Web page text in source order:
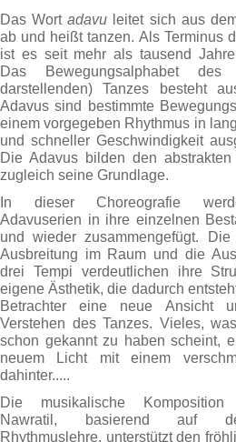
Das Wortadavu leitet sich aus
ab und heißt tanzen. Als Terminus
ist es seit mehr als tausend
Das Bewegungsalphabet
darstellenden) Tanzes besteht
Adavus sind bestimmte
einem vorgegeben Rhythmus in
und schneller Geschwindigkeit
Die Adavus bilden den
zugleich seine Grundlage.
In dieser Choreografie
Adavuserien in ihre einzelnen
und wieder zusammengefügt.
Ausbreitung im Raum und die
drei Tempi verdeutlichen ihre
eigene Ästhetik, die dadurch
Betrachter eine neue Ansicht
Verstehen des Tanzes. Vieles,
schon gekannt zu haben scheint,
neuem Licht mit einem
dahinter.....
Die musikalische
Nawratil, basierend auf
Rhythmuslehre, unterstützt den